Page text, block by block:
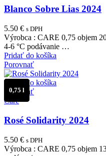
Blanco Sobre Lias 2024
5.50 € s DPH
Výrobca : CARE 0,75 objem
4-6 °C podávanie …
Pridať do košíka
Porovnať
Pridať do košíka
Porovnať
Care
Rosé Solidarity 2024
5.50 € s DPH
0,75 l
Výrobca : CARE 0,75 objem